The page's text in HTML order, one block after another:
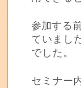
参加する
ていまし
でした。
セミナー